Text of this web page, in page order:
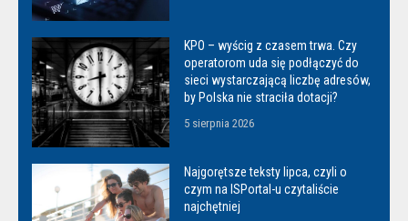
KPO – wyścig z czasem trwa. Czy
operatorom uda się podłączyć do
sieci wystarczającą liczbę adresów,
by Polska nie straciła dotacji?
5 sierpnia 2026
Najgorętsze teksty lipca, czyli o
czym na ISPortal-u czytaliście
najchętniej